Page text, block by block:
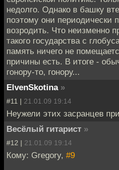
недолго. Однако в башку
поэтому они периодически
возродить. Что неизменно
такого государства с
память ничего не
причины есть. В итоге -
гонору-то, гонору...
ElvenSkotina »
#11 | 21.01.09 19:14
Неужели этих засранцев
Весёлый гитарист »
#12 | 21.01.09 19:14
Кому: Gregory, #9